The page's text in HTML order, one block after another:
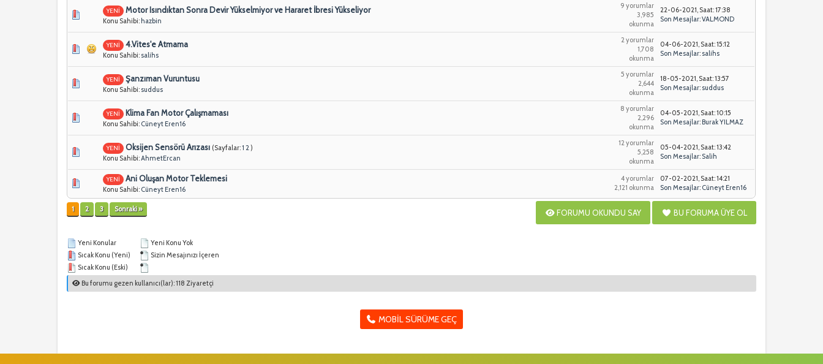
YENİ Motor Isındıktan Sonra Devir Yükselmiyor ve Hararet İbresi Yükseliyor
Konu Sahibi: hazbin
9 yorumlar
3,985
okunma
22-06-2021, Saat: 17:38
Son Mesajlar:VALMOND
YENİ 4.Vites'e Atmama
Konu Sahibi: salihs
2 yorumlar
1,708
okunma
04-06-2021, Saat: 15:12
Son Mesajlar: salihs
YENİ Şanzıman Vuruntusu
Konu Sahibi: suddus
5 yorumlar
2,644
okunma
18-05-2021, Saat: 13:57
Son Mesajlar: suddus
YENİ Klima Fan Motor Çalışmaması
Konu Sahibi: Cüneyt Eren16
8 yorumlar
2,296
okunma
04-05-2021, Saat: 10:15
Son Mesajlar: Burak YILMAZ
YENİ Oksijen Sensörü Arızası (Sayfalar:1 2 )
Konu Sahibi:AhmetErcan
12 yorumlar
5,258
okunma
05-04-2021, Saat: 13:42
Son Mesajlar: Salih
YENİ Ani Oluşan Motor Teklemesi
Konu Sahibi: Cüneyt Eren16
4 yorumlar
2,121 okunma
07-02-2021, Saat: 14:21
Son Mesajlar: Cüneyt Eren16
1 2 3 Sonraki » FORUMU OKUNDU SAY BU FORUMA ÜYE OL
Yeni Konular
Sıcak Konu (Yeni)
Sıcak Konu (Eski)
Yeni Konu Yok
Sizin Mesajınızı İçeren
Bu forumu gezen kullanıcı(lar): 118 Ziyaretçi
MOBIL SÜRÜME GEÇ